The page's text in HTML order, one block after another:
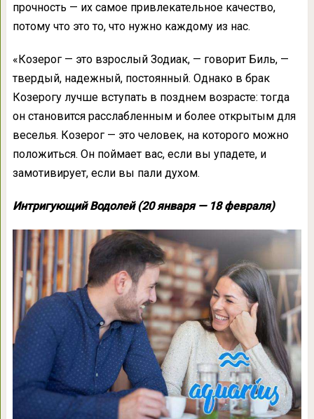
прочность — их самое привлекательное качество,
потому что это то, что нужно каждому из нас.
«Козерог — это взрослый Зодиак, — говорит Биль, —
твердый, надежный, постоянный. Однако в брак
Козерогу лучше вступать в позднем возрасте: тогда
он становится расслабленным и более открытым для
веселья. Козерог — это человек, на которого можно
положиться. Он поймает вас, если вы упадете, и
замотивирует, если вы пали духом.
Интригующий Водолей (20 января — 18 февраля)